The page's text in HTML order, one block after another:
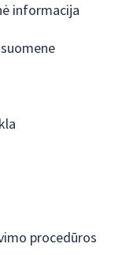
informacija
procedūros